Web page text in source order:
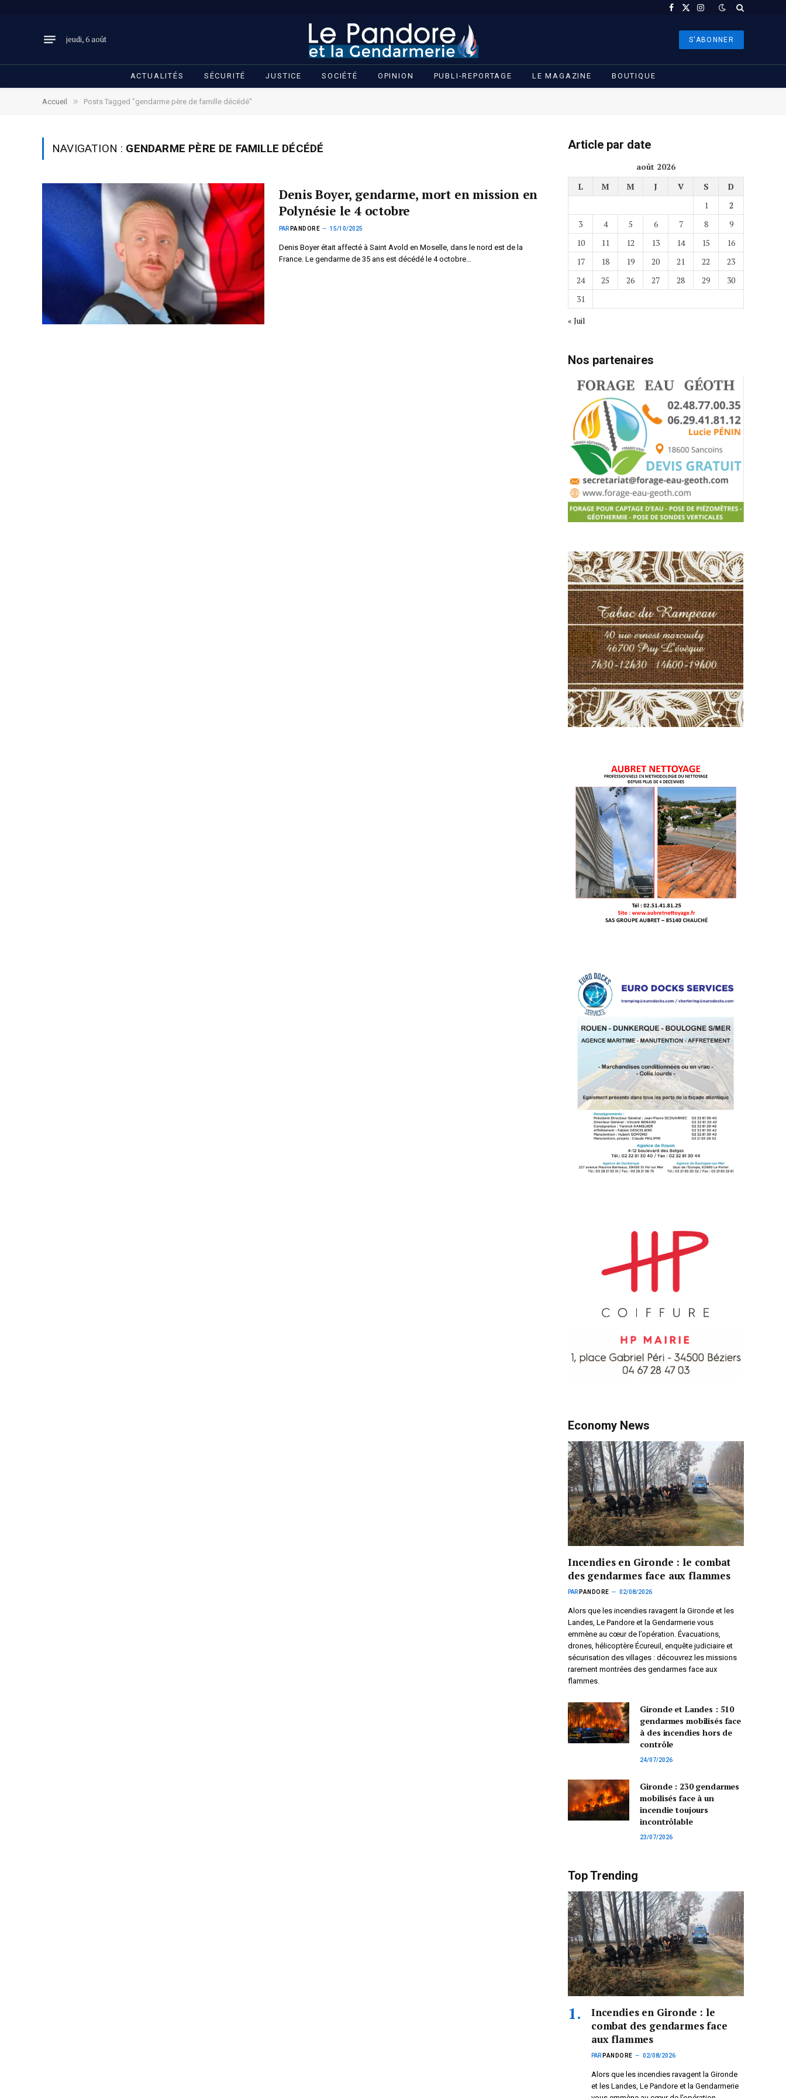
Facebook
X
Instagram
jeudi, 6 août S'ABONNER
ACTUALITÉS SÉCURITÉ JUSTICE SOCIÉTÉ OPINION PUBLI-REPORTAGE LE MAGAZINE BOUTIQUE
Accueil » Posts Tagged "gendarme père de famille décédé"
NAVIGATION : GENDARME PÈRE DE FAMILLE DÉCÉDÉ
Denis Boyer, gendarme, mort en mission en
Polynésie le 4 octobre
PAR PANDORE 15/10/2025
Denis Boyer était affecté à Saint Avold en Moselle, dans le nord est de la
France. Le gendarme de 35 ans est décédé le 4 octobre…
Article par date
août 2026
L
M M J V S
D
1
2
3
4 5 6 7 8
9
10
11 12 13 14 15
16
17
18 19 20 21 22
23
24
25 26 27 28 29
30
31
« Juil
Nos partenaires
Economy News
Incendies en Gironde : le combat
des gendarmes face aux flammes
PAR PANDORE 02/08/2026
Alors que les incendies ravagent la Gironde et les
Landes, Le Pandore et la Gendarmerie vous
emmène au cœur de l’opération. Évacuations,
drones, hélicoptère Écureuil, enquête judiciaire et
sécurisation des villages : découvrez les missions
rarement montrées des gendarmes face aux
flammes.
Gironde et Landes : 510
gendarmes mobilisés face
à des incendies hors de
contrôle
24/07/2026
Gironde : 230 gendarmes
mobilisés face à un
incendie toujours
incontrôlable
23/07/2026
Top Trending
Incendies en Gironde : le
combat des gendarmes face
aux flammes
PAR PANDORE 02/08/2026
Alors que les incendies ravagent la Gironde
et les Landes, Le Pandore et la Gendarmerie